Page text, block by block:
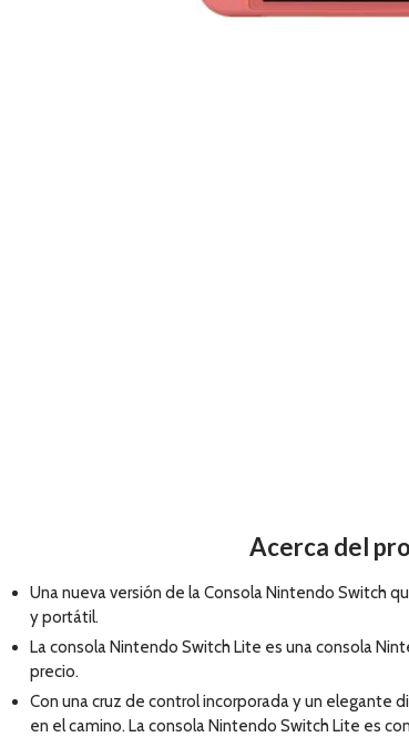
Acerca del
Una nueva versión de la Consola Nintendo Switch
y portátil.
La consola Nintendo Switch Lite es una consola
precio.
Con una cruz de control incorporada y un elegante
en el camino. La consola Nintendo Switch Lite es